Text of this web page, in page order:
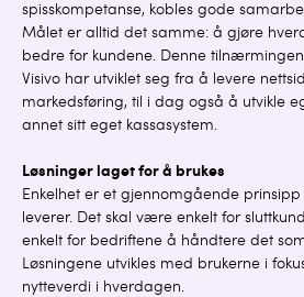
spisskompetanse, kobles gode
Målet er alltid det samme: å gjøre
bedre for kundene. Denne
Visivo har utviklet seg fra å levere
markedsføring, til i dag også å utvikle
annet sitt eget kassasystem.
Løsninger laget for å brukes
Enkelhet er et gjennomgående prinsipp
leverer. Det skal være enkelt for
enkelt for bedriftene å håndtere det
Løsningene utvikles med brukerne i
nytteverdi i hverdagen.